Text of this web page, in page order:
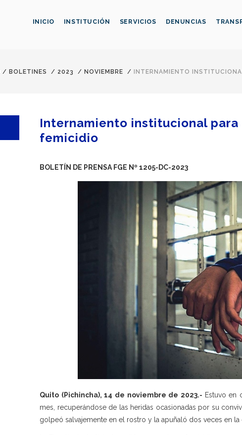
INICIO INSTITUCIÓN SERVICIOS DENUNCIAS
/ BOLETINES / 2023 / NOVIEMBRE / INTERNAMIENTO
Internamiento institucional
femicidio
BOLETÍN DE PRENSA FGE Nº 1205-DC-2023
Quito (Pichincha), 14 de noviembre de 2023.- Estuvo en
mes, recuperándose de las heridas ocasionadas por su
golpeó salvajemente en el rostro y la apuñaló dos veces en la